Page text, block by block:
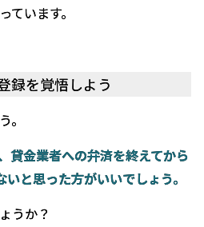
ています。
録を覚悟しよう
。
貸金業者への弁済を終えてから
と思った方がいいでしょう。
うか？